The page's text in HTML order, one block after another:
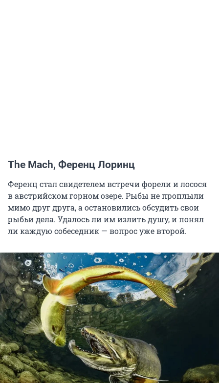
The Mach, Ференц Лоринц
Ференц стал свидетелем встречи форели и лосося
в австрийском горном озере. Рыбы не проплыли
мимо друг друга, а остановились обсудить свои
рыбьи дела. Удалось ли им излить душу, и понял
ли каждую собеседник — вопрос уже второй.